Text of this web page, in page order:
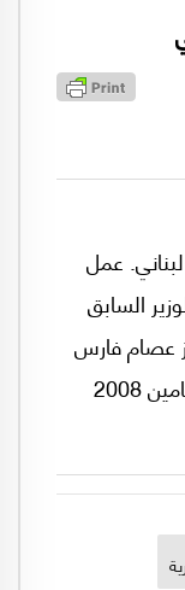
عمل
السابق
عصام فارس
للشؤون اللبنانية بين العامين 2008